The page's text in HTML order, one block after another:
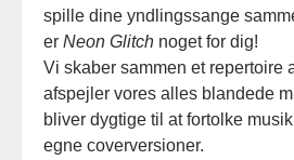
spille dine yndlingssange
er Neon Glitch noget for dig!
Vi skaber sammen et repertoire
afspejler vores alles blandede
bliver dygtige til at fortolke
egne coverversioner.